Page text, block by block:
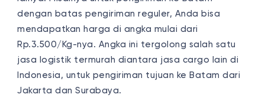
dengan batas pengiriman reguler, Anda bisa
mendapatkan harga di angka mulai dari
Rp.3.500/Kg-nya. Angka ini tergolong salah satu
jasa logistik termurah diantara jasa cargo lain di
Indonesia, untuk pengiriman tujuan ke Batam dari
Jakarta dan Surabaya.